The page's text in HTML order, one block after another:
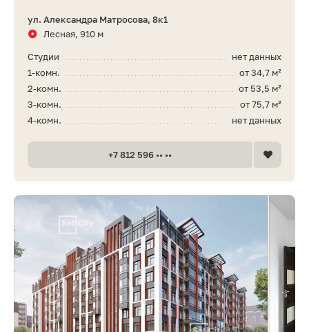
ул. Александра Матросова, 8к1
Лесная, 910 м
нет данных
Студии
от 34,7 м²
1-комн.
от 53,5 м²
2-комн.
от 75,7 м²
3-комн.
нет данных
4-комн.
+7 812 596 •• ••